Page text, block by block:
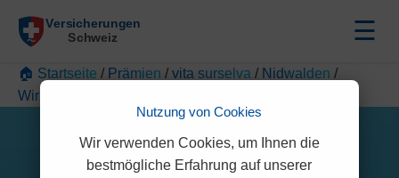
☰
🏠 Startseite / Prämien / vita surselva / Nidwalden /
Wirzweli
Nutzung von Cookies
Wir verwenden Cookies, um Ihnen die
bestmögliche Erfahrung auf unserer